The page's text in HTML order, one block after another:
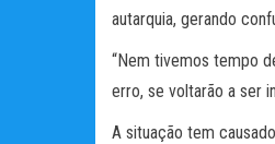
autarquia, gerando
“Nem tivemos tempo
erro, se voltarão a ser
A situação tem